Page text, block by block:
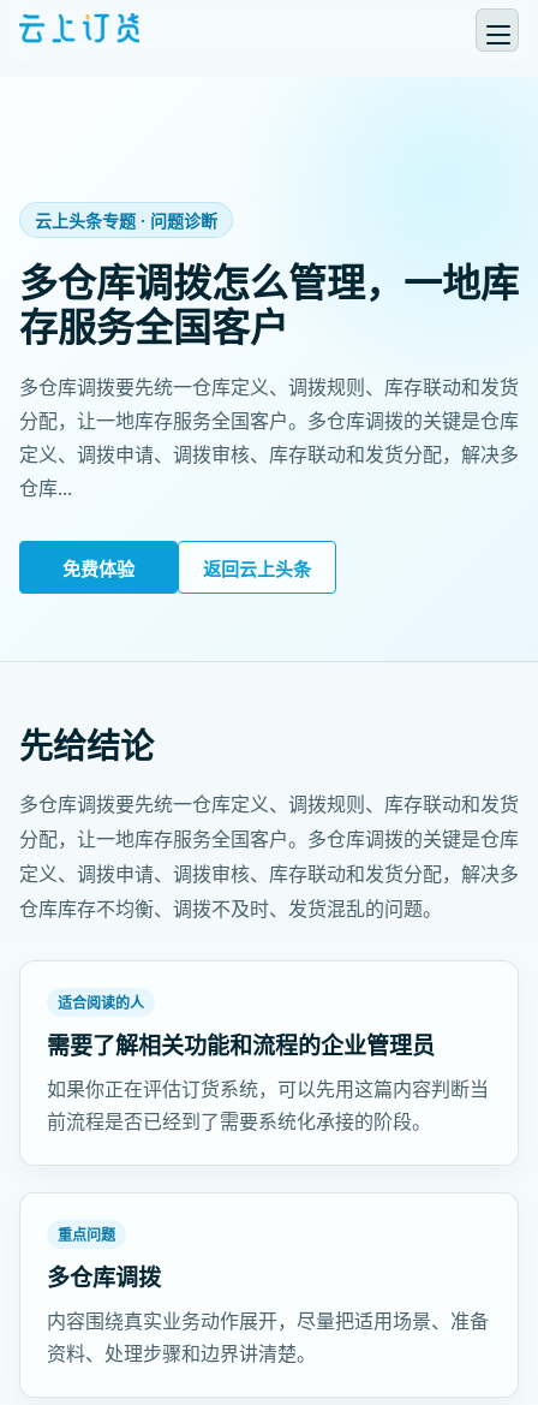
云上头条专题 · 问题诊断
多仓库调拨怎么管理，一地库
存服务全国客户
多仓库调拨要先统一仓库定义、调拨规则、库存联动和发货
分配，让一地库存服务全国客户。多仓库调拨的关键是仓库
定义、调拨申请、调拨审核、库存联动和发货分配，解决多
仓库...
免费体验 返回云上头条
先给结论
多仓库调拨要先统一仓库定义、调拨规则、库存联动和发货
分配，让一地库存服务全国客户。多仓库调拨的关键是仓库
定义、调拨申请、调拨审核、库存联动和发货分配，解决多
仓库库存不均衡、调拨不及时、发货混乱的问题。
适合阅读的人
需要了解相关功能和流程的企业管理员
如果你正在评估订货系统，可以先用这篇内容判断当
前流程是否已经到了需要系统化承接的阶段。
重点问题
多仓库调拨
内容围绕真实业务动作展开，尽量把适用场景、准备
资料、处理步骤和边界讲清楚。